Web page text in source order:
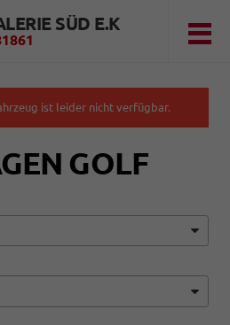
SÜD E.K
ist leider nicht verfügbar.
GOLF